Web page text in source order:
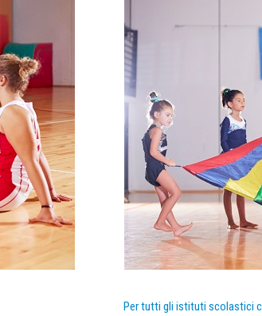
Per tutti gli istituti scolastici